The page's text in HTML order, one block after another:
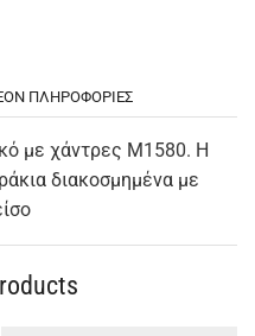
ΠΛΗΡΟΦΟΡΊΕΣ
με χάντρες Μ1580. Η
διακοσμημένα με